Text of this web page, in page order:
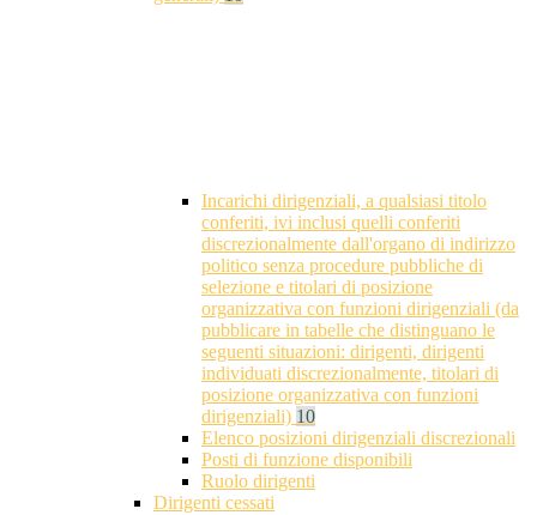
Incarichi dirigenziali, a qualsiasi titolo
conferiti, ivi inclusi quelli conferiti
discrezionalmente dall'organo di indirizzo
politico senza procedure pubbliche di
selezione e titolari di posizione
organizzativa con funzioni dirigenziali (da
pubblicare in tabelle che distinguano le
seguenti situazioni: dirigenti, dirigenti
individuati discrezionalmente, titolari di
posizione organizzativa con funzioni
dirigenziali) 10
Elenco posizioni dirigenziali discrezionali
Posti di funzione disponibili
Ruolo dirigenti
Dirigenti cessati